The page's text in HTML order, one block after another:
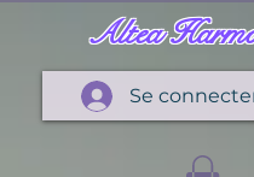
Altea
Se